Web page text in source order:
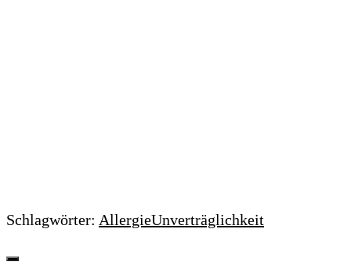
Schlagwörter: AllergieUnverträglichkeit